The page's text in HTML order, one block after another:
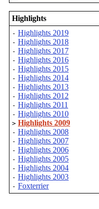
Highlights
- Highlights 2019
- Highlights 2018
- Highlights 2017
- Highlights 2016
- Highlights 2015
- Highlights 2014
- Highlights 2013
- Highlights 2012
- Highlights 2011
- Highlights 2010
> Highlights 2009
- Highlights 2008
- Highlights 2007
- Highlights 2006
- Highlights 2005
- Highlights 2004
- Highlights 2003
- Foxterrier